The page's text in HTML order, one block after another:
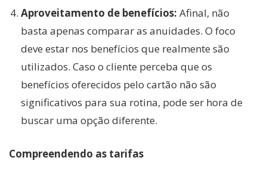
Aproveitamento de benefícios: Afinal, não
basta apenas comparar as anuidades. O foco
deve estar nos benefícios que realmente são
utilizados. Caso o cliente perceba que os
benefícios oferecidos pelo cartão não são
significativos para sua rotina, pode ser hora de
buscar uma opção diferente.
Compreendendo as tarifas